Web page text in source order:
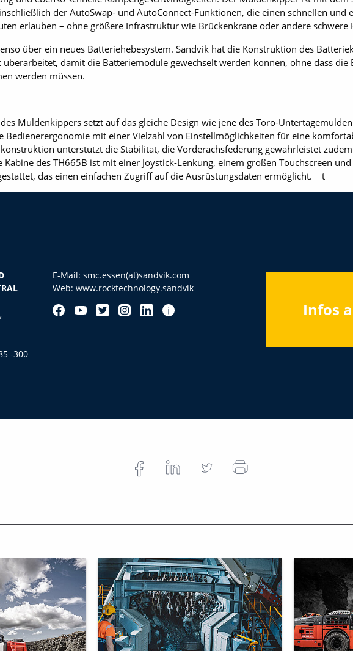
der AutoSwap- und AutoConnect-Funktionen, die einen schnellen und
erlauben – ohne größere Infrastruktur wie Brückenkrane oder andere schwere
über ein neues Batteriehebesystem. Sandvik hat die Konstruktion des
damit die Batteriemodule gewechselt werden können, ohne dass die
werden müssen.
Muldenkippers setzt auf das gleiche Design wie jene des Toro-
Bedienerergonomie mit einer Vielzahl von Einstellmöglichkeiten für eine
unterstützt die Stabilität, die Vorderachsfederung gewährleistet
Kabine des TH665B ist mit einer Joystick-Lenkung, einem großen Touchscreen
das einen einfachen Zugriff auf die Ausrüstungsdaten ermöglicht. t
-300
E-Mail: smc.essen(at)sandvik.com
Web: www.rocktechnology.sandvik
Infos